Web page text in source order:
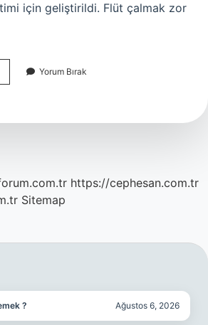
için geliştirildi. Flüt çalmak zor
Yorum Bırak
https://cephesan.com.tr
Sitemap
? Ağustos 6, 2026